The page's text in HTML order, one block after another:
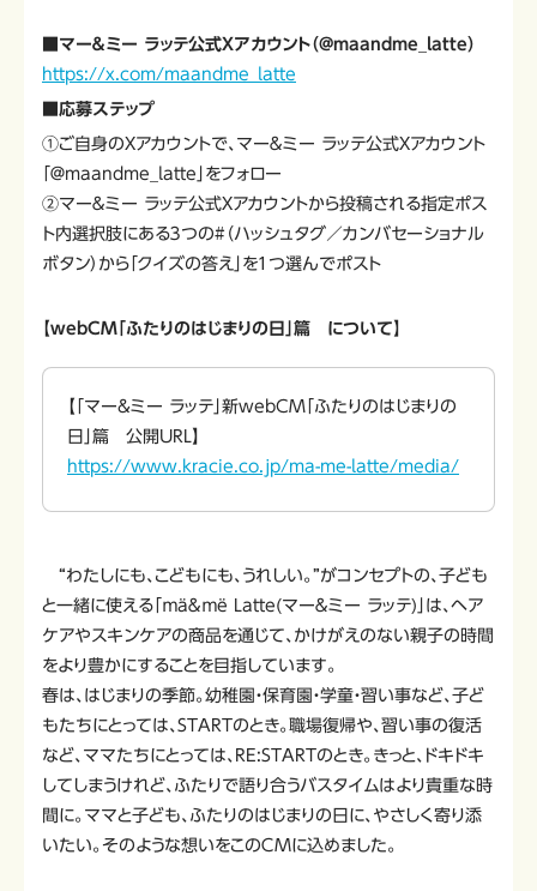
■マー＆ミー ラッテ公式Xアカウント（@maandme_latte）
https://x.com/maandme_latte
■応募ステップ
①ご自身のXアカウントで、マー＆ミー ラッテ公式Xアカウント
「＠maandme_latte」をフォロー
②マー＆ミー ラッテ公式Xアカウントから投稿される指定ポス
ト内選択肢にある３つの#（ハッシュタグ／カンバセーショナル
ボタン）から「クイズの答え」を１つ選んでポスト
【webCM「ふたりのはじまりの日」篇 について】
【「マー&ミー ラッテ」新webCM「ふたりのはじまりの
日」篇 公開URL】
https://www.kracie.co.jp/ma-me-latte/media/
“わたしにも、こどもにも、うれしい。”がコンセプトの、子ども
と一緒に使える「ｍä＆ｍë Latte(マー＆ミー ラッテ)」は、ヘア
ケアやスキンケアの商品を通じて、かけがえのない親子の時間
をより豊かにすることを目指しています。
春は、はじまりの季節。幼稚園・保育園・学童・習い事など、子ど
もたちにとっては、STARTのとき。職場復帰や、習い事の復活
など、ママたちにとっては、RE:STARTのとき。きっと、ドキドキ
してしまうけれど、ふたりで語り合うバスタイムはより貴重な時
間に。ママと子ども、ふたりのはじまりの日に、やさしく寄り添
いたい。そのような想いをこのＣＭに込めました。